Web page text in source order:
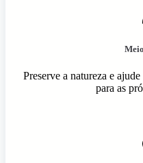
Preserve a natureza e
para as